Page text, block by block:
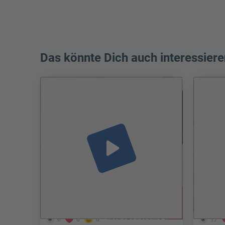
Das könnte Dich auch
6 0 0
play_arrow
17